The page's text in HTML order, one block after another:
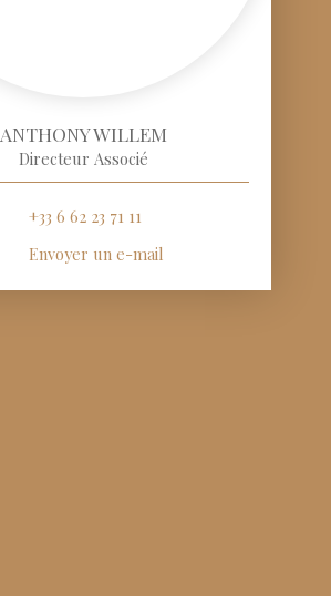
ANTHONY WILLEM
Directeur Associé
+33 6 62 23 71 11
Envoyer un e-mail